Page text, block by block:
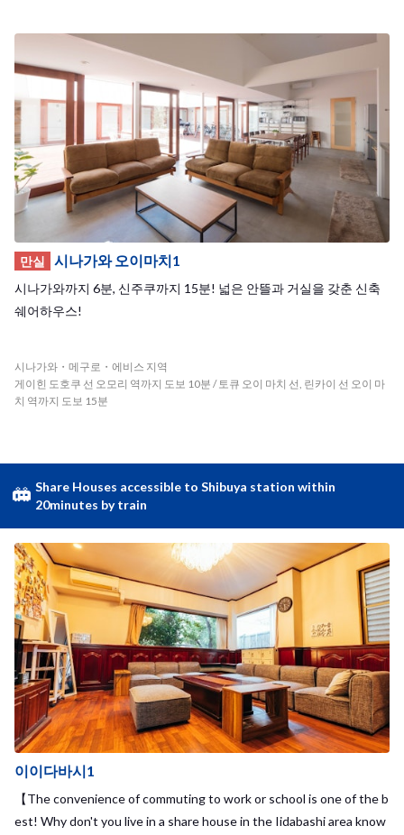
거실의 쇼파에 앉아 친구들과 두런두런 이야기를 나눠보세요! 딱 적
당한 8명이라 가족같은 분위기 속에서 생활이 가능합니다.
만실 시나가와 오이마치1
시나가와까지 6분, 신주쿠까지 15분! 넓은 안뜰과 거실을 갖춘 신축
쉐어하우스!
시나가와・메구로・에비스 지역
게이힌 도호쿠 선 오모리 역까지 도보 10분 / 토큐 오이 마치 선, 린카이 선 오이 마
치 역까지 도보 15분
Share Houses accessible to Shibuya station within
20minutes by train
이이다바시1
【The convenience of commuting to work or school is one of the b
est! Why don't you live in a share house in the Iidabashi area know